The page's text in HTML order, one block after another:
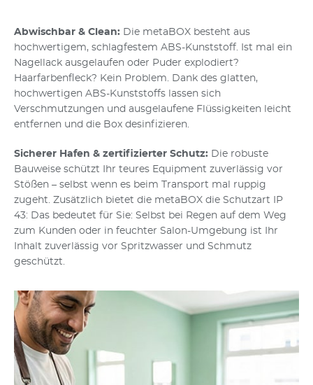
Abwischbar & Clean: Die metaBOX besteht aus
hochwertigem, schlagfestem ABS-Kunststoff. Ist mal ein
Nagellack ausgelaufen oder Puder explodiert?
Haarfarbenfleck? Kein Problem. Dank des glatten,
hochwertigen ABS-Kunststoffs lassen sich
Verschmutzungen und ausgelaufene Flüssigkeiten leicht
entfernen und die Box desinfizieren.
Sicherer Hafen & zertifizierter Schutz: Die robuste
Bauweise schützt Ihr teures Equipment zuverlässig vor
Stößen – selbst wenn es beim Transport mal ruppig
zugeht. Zusätzlich bietet die metaBOX die Schutzart IP
43: Das bedeutet für Sie: Selbst bei Regen auf dem Weg
zum Kunden oder in feuchter Salon-Umgebung ist Ihr
Inhalt zuverlässig vor Spritzwasser und Schmutz
geschützt.